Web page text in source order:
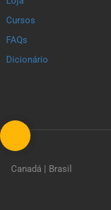
Cursos
FAQs
Dicionário
Canadá | Brasil